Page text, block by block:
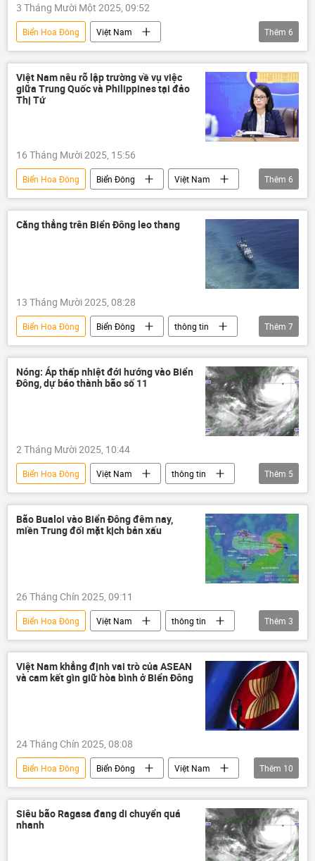
3 Tháng Mười Một 2025, 09:52
Biển Hoa Đông
Việt Nam
Mưa bão, lũ lụt lịch sử, thiên tai kinh hoàng ở Việt Nam
Thời tiết
thiên tai
xả lũ
lũ lụt
mưa
Thêm 6
Việt Nam nêu rõ lập trường về vụ việc
giữa Trung Quốc và Philippines tại đảo
Thị Tứ
16 Tháng Mười 2025, 15:56
Biển Hoa Đông Biển Đông
Việt Nam
thông tin
Bộ Ngoại giao Việt Nam
biển đảo
Vấn đề biển đảo
Thêm 6
Căng thẳng trên Biển Đông leo thang
13 Tháng Mười 2025, 08:28
Biển Hoa Đông Biển Đông
thông tin
biển đảo
Vấn đề biển đảo
Trung Quốc
Philippines
biển Philippines
Bộ Ngoại giao Philippines
Thêm 7
Nóng: Áp thấp nhiệt đới hướng vào Biển
Đông, dự báo thành bão số 11
2 Tháng Mười 2025, 10:44
Biển Hoa Đông Việt Nam
thông tin
Mưa bão, lũ lụt lịch sử, thiên tai kinh hoàng ở Việt Nam
cơn bão
xả lũ
lũ lụt
thiên tai
Thêm 5
Bão Bualoi vào Biển Đông đêm nay,
miền Trung đối mặt kịch bản xấu
26 Tháng Chín 2025, 09:11
Biển Hoa Đông Việt Nam
thông tin
cơn bão
Mưa bão, lũ lụt lịch sử, thiên tai kinh hoàng ở Việt Nam
thiên tai
Thêm 3
Việt Nam khẳng định vai trò của ASEAN
và cam kết gìn giữ hòa bình ở Biển Đông
24 Tháng Chín 2025, 08:08
Biển Hoa Đông Biển Đông
Việt Nam
thông tin
Lương Cường
Chủ tịch nước
Tổng thư ký Liên Hợp Quốc
Liên Hợp Quốc
Thêm 10
Siêu bão Ragasa đang di chuyển quá
nhanh